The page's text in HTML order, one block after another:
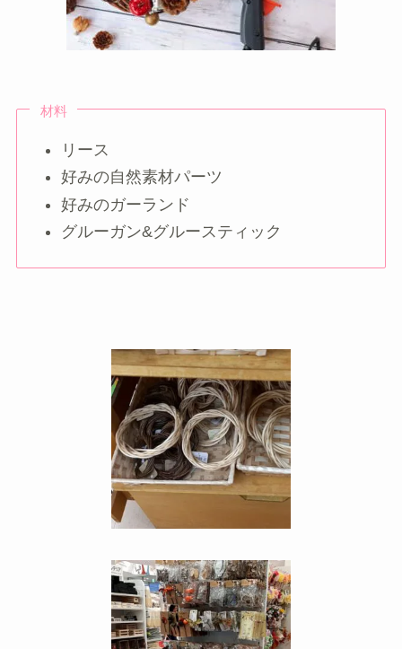
材料
リース
好みの自然素材パーツ
好みのガーランド
グルーガン&グルースティック